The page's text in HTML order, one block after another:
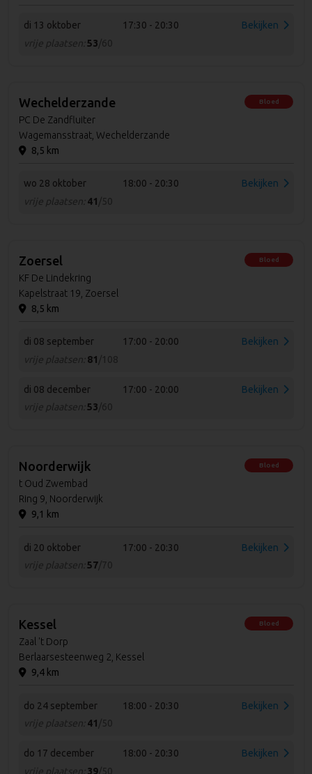
di 13 oktober
17:30 - 20:30
vrije plaatsen: 53/60
Bekijken
Wechelderzande
PC De Zandfluiter
Wagemansstraat, Wechelderzande
8,5 km
Bloed
wo 28 oktober
18:00 - 20:30
vrije plaatsen: 41 /50
Bekijken
Zoersel
KF De Lindekring
Kapelstraat 19, Zoersel
8,5 km
Bloed
di 08 september
17:00 - 20:00
vrije plaatsen: 81 /108
Bekijken
di 08 december
17:00 - 20:00
vrije plaatsen: 53/60
Bekijken
Noorderwijk
t Oud Zwembad
Ring 9, Noorderwijk
9,1 km
Bloed
di 20 oktober
17:00 - 20:30
vrije plaatsen: 57/70
Bekijken
Kessel
Zaal 't Dorp
Berlaarsesteenweg 2, Kessel
9,4 km
Bloed
do 24 september
18:00 - 20:30
vrije plaatsen: 41/50
Bekijken
do 17 december
18:00 - 20:30
vrije plaatsen: 39/50
Bekijken